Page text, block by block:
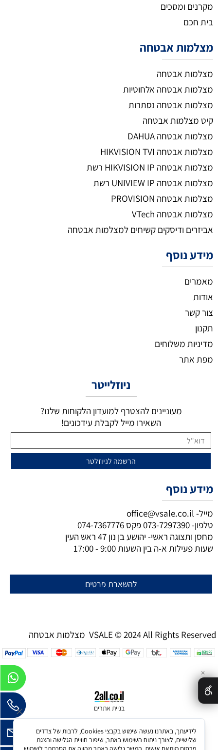
מקרנים ומסכים
בית חכם
מצלמות אבטחה
מצלמות אבטחה
מצלמות אבטחה אלחוטיות
מצלמות אבטחה נסתרות
קיט מצלמות אבטחה
מצלמות אבטחה DAHUA
מצלמות אבטחה HIKVISION TVI
מצלמות אבטחה HIKVISION IP רשת
מצלמות אבטחה UNIVIEW IP רשת
מצלמות אבטחה PROVISION
מצלמות אבטחה VTech
אביזרים ודיסקים קשיחים למצלמות אבטחה
מידע נוסף
מאמרים
אודות
צור קשר
תקנון
מדיניות משלוחים
מפת אתר
ניוזלייטר
מעוניינים להצטרף למועדון הלקוחות שלנו?
השאירו מייל לקבלת עידכונים!
מידע נוסף
מייל- office@vsale.co.il
טלפון-073-7297390פקס 074-7367776
מחסן ותצוגה ראשי- יהושע בן נון 47 ראש העין
שעות פעילות א-ה בין השעות 9:00 - 17:00
להשארת פרטים
מצלמות אבטחה VSALE © 2024 All Rights Reserved
בניית אתרים
✕
לידיעתך, באתרנו נעשה שימוש בקבצי Cookies, לרבות של צדדים
שלישיים, לצורך ניתוח השימוש באתר, שיפור חוויית הגלישה והצגת